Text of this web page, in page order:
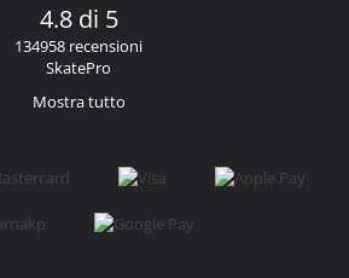
4.8 di 5
134958 recensioni
SkatePro
Mostra tutto